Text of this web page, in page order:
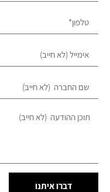
דברו איתנו